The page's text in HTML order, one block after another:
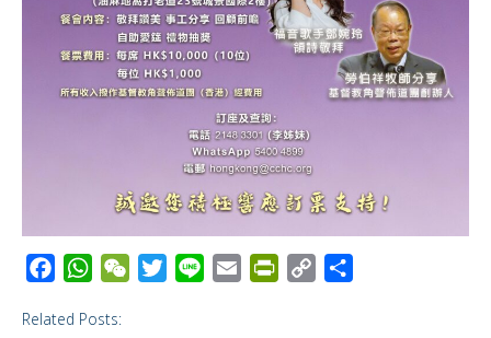
c
W
a
W
Related Posts: